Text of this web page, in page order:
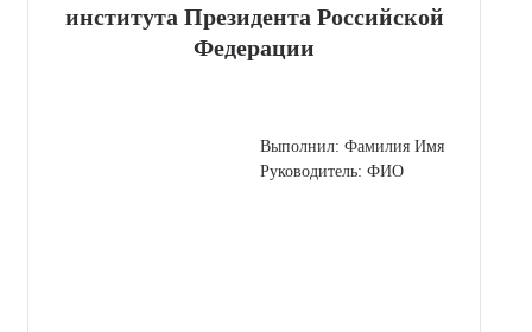
института Президента Российской
Федерации
Выполнил: Фамилия Имя
Руководитель: ФИО